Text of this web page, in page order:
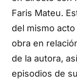
Faris Mateu.
del mismo
obra en
de la autora,
episodios de